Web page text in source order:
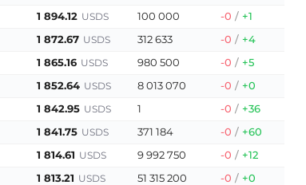
1 894.12 USDS 100 000 -0 / +1
1 872.67 USDS 312 633 -0 / +4
1 865.16 USDS 980 500 -0 / +5
1 852.64 USDS 8 013 070 -0 / +0
1 842.95 USDS 1 -0 / +36
1 841.75 USDS 371 184 -0 / +60
1 814.61 USDS 9 992 750 -0 / +12
1 813.21 USDS 51 315 200 -0 / +0